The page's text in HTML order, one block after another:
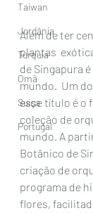
Taiwan
Jordânia
Turquia
Omã
Suiça
Portugal
Além de ter
plantas
de Singapura
mundo.  Um
esse título é o
coleção de
mundo. A
Botânico de
criação de
programa de
flores,